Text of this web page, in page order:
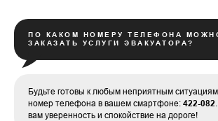
ПО КАКОМ НОМЕРУ ТЕЛЕФОНА
ЗАКАЗАТЬ УСЛУГИ ЭВАКУАТОРА?
Будьте готовы к любым неприятным
номер телефона в вашем смартфоне: 422-082
вам уверенность и спокойствие на дороге!